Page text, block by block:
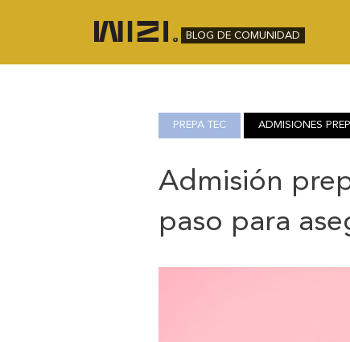
BLOG DE COMUNIDAD
PREPA TEC ADMISIONES
Admisión
paso para